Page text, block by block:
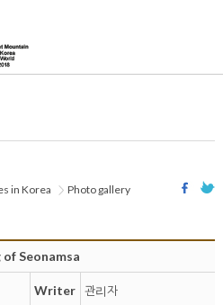
in Korea Photo gallery
of Seonamsa
Writer 관리자